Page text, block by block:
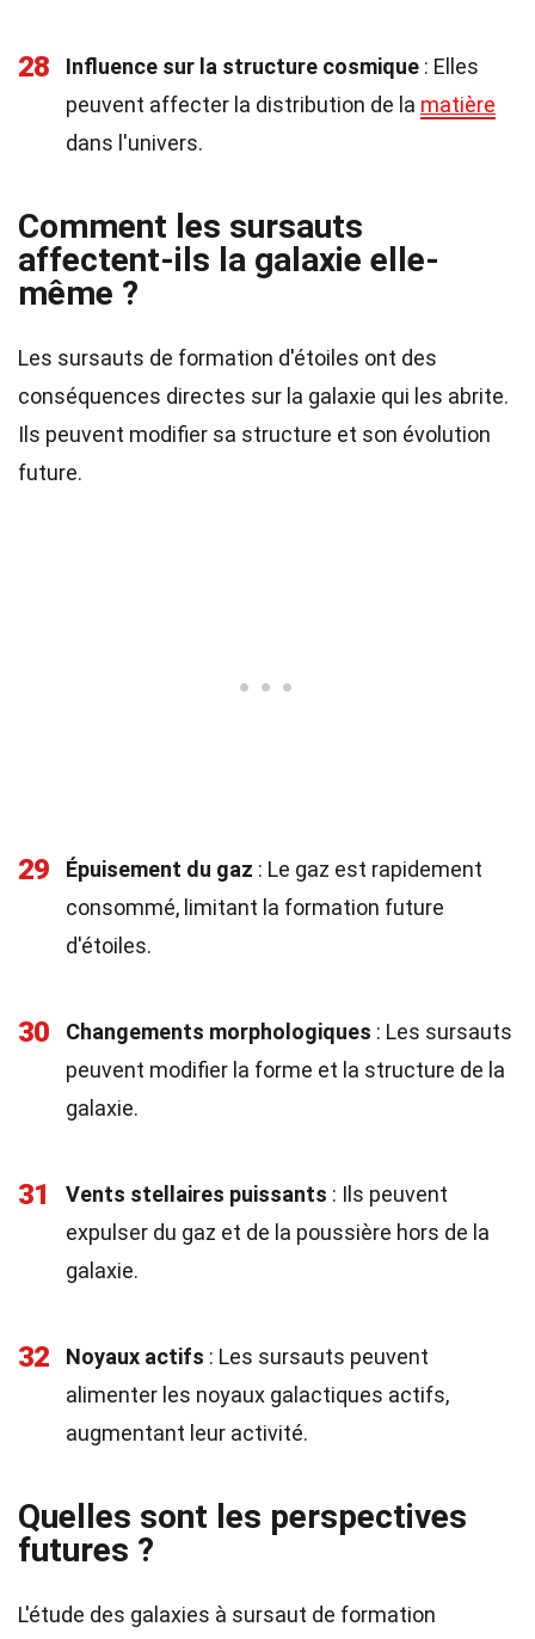
28 Influence sur la structure cosmique : Elles
peuvent affecter la distribution de la matière
dans l'univers.
Comment les sursauts
affectent-ils la galaxie elle-
même ?
Les sursauts de formation d'étoiles ont des
conséquences directes sur la galaxie qui les abrite.
Ils peuvent modifier sa structure et son évolution
future.
29 Épuisement du gaz : Le gaz est rapidement
consommé, limitant la formation future
d'étoiles.
30 Changements morphologiques : Les sursauts
peuvent modifier la forme et la structure de la
galaxie.
31 Vents stellaires puissants : Ils peuvent
expulser du gaz et de la poussière hors de la
galaxie.
32 Noyaux actifs : Les sursauts peuvent
alimenter les noyaux galactiques actifs,
augmentant leur activité.
Quelles sont les perspectives
futures ?
L'étude des galaxies à sursaut de formation